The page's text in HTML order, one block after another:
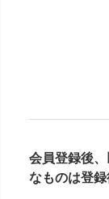
会員登録後
なものは登